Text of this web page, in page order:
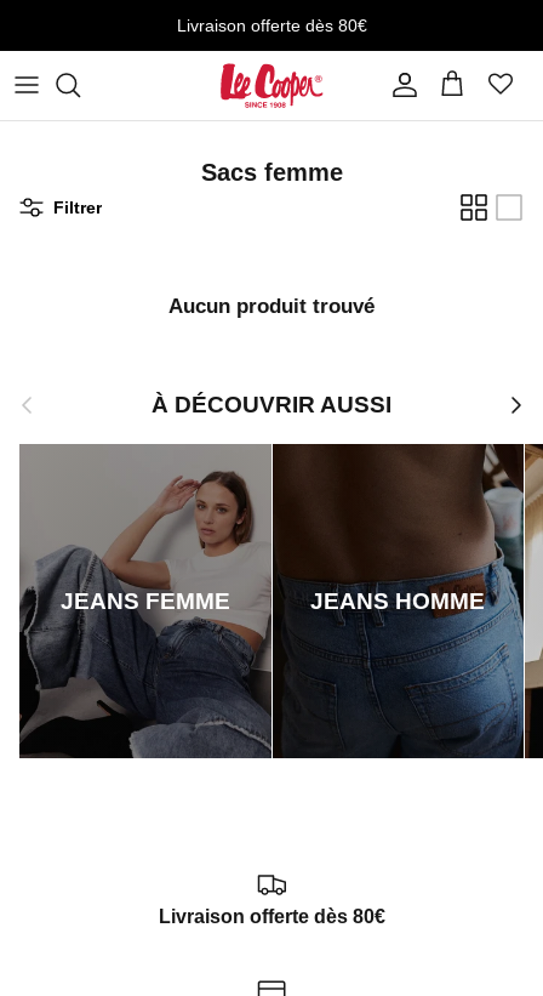
Livraison offerte dès 80€
ComptePanier
Sacs femme
Filtrer
Aucun produit trouvé
Précédent À DÉCOUVRIR AUSSI
JEANS FEMME JEANS HOMME
Livraison offerte dès 80€